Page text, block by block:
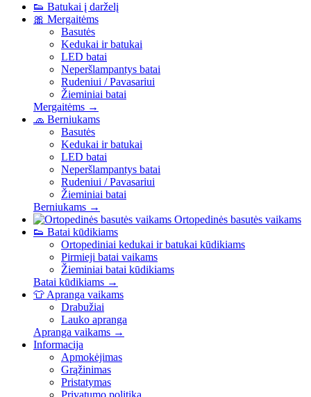
👟 Batukai į darželį
🎀 Mergaitėms
Basutės
Kedukai ir batukai
LED batai
Neperšlampantys batai
Rudeniui / Pavasariui
Žieminiai batai
Mergaitėms →
🧢 Berniukams
Basutės
Kedukai ir batukai
LED batai
Neperšlampantys batai
Rudeniui / Pavasariui
Žieminiai batai
Berniukams →
Ortopedinės basutės vaikams
👟 Batai kūdikiams
Ortopediniai kedukai ir batukai kūdikiams
Pirmieji batai vaikams
Žieminiai batai kūdikiams
Batai kūdikiams →
👕Apranga vaikams
Drabužiai
Lauko apranga
Apranga vaikams →
Informacija
Apmokėjimas
Grąžinimas
Pristatymas